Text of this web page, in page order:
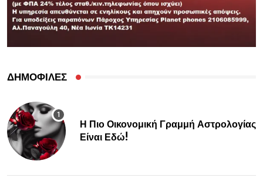
ΔΗΜΟΦΙΛΕΣ
Η Πιο Οικονομική Γραμμή Αστρολογίας
Είναι Εδώ!